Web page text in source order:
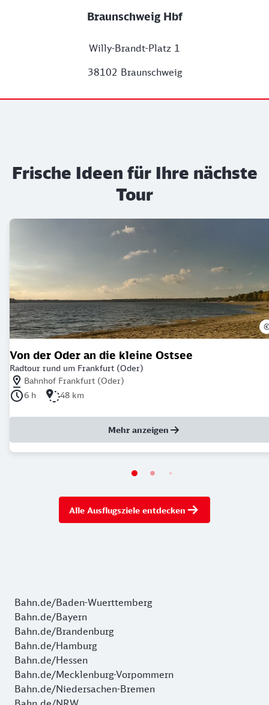
Braunschweig Hbf
Willy-Brandt-Platz 1
38102 Braunschweig
Frische Ideen für Ihre nächste
Tour
Von der Oder an die kleine Ostsee
Radtour rund um Frankfurt (Oder)
Nächstgelegener Bahnhof: Bahnhof Frankfurt (Oder)
Bahnhof Frankfurt (Oder)
Dauer der Tour: 6 Stunden
6 h Länge der Tour: 48 Kilometer
48 km
Mehr anzeigen
Alle Ausflugsziele entdecken
Bahn.de/Baden-Wuerttemberg
Bahn.de/Bayern
Bahn.de/Brandenburg
Bahn.de/Hamburg
Bahn.de/Hessen
Bahn.de/Mecklenburg-Vorpommern
Bahn.de/Niedersachen-Bremen